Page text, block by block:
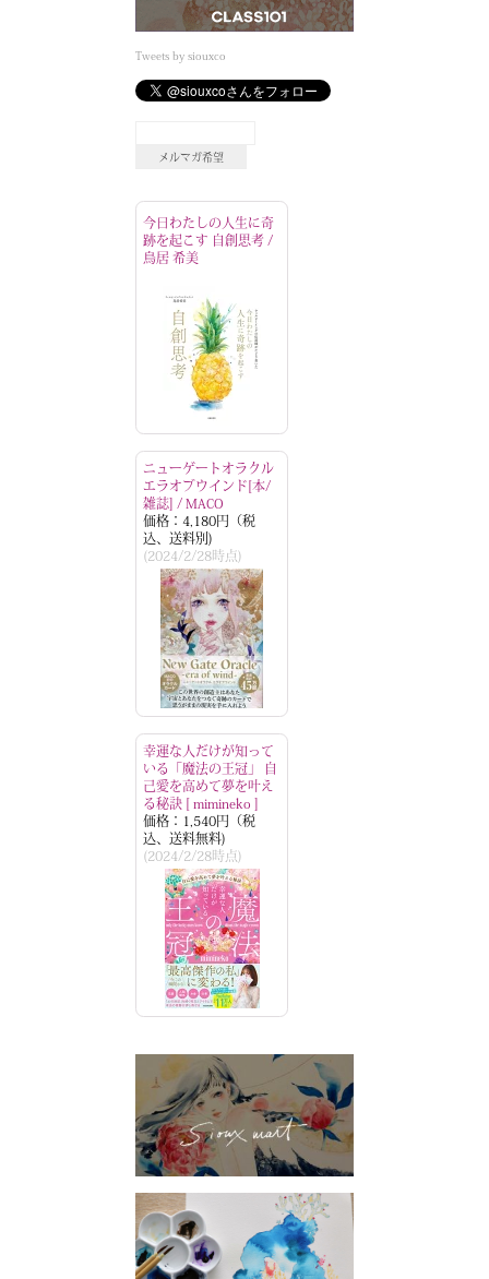
Tweets by siouxco
今日わたしの人生に奇
跡を起こす 自創思考 /
鳥居 希美
ニューゲートオラクル
エラオブウインド[本/
雑誌] / MACO
価格：4,180円（税
込、送料別)
(2024/2/28時点)
幸運な人だけが知って
いる「魔法の王冠」 自
己愛を高めて夢を叶え
る秘訣 [ mimineko ]
価格：1,540円（税
込、送料無料)
(2024/2/28時点)